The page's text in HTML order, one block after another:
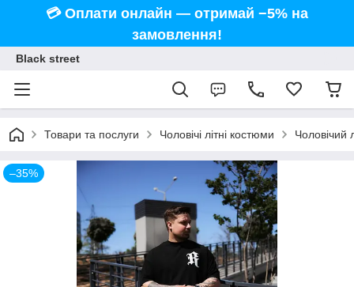
💳 Оплати онлайн — отримай −5% на
замовлення!
Black street
Товари та послуги Чоловічі літні костюми Чоловічий
–35%